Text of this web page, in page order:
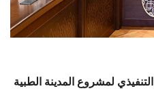
لمشروع المدينة الطبية